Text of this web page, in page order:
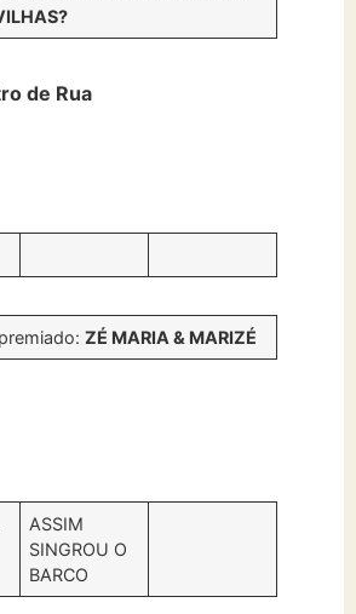
de Rua
ZÉ MARIA & MARIZÉ
ASSIM
SINGROU O
BARCO